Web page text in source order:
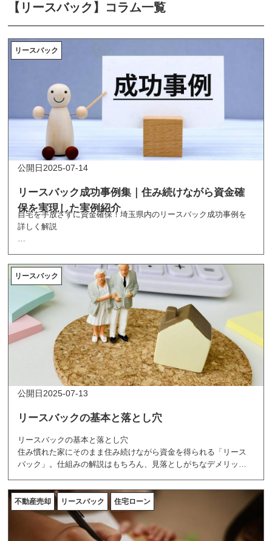
【リースバック】コラム一覧
リースバック
リースバック成功事例集｜住み続けながら資金確
保を実現した実例紹介
2025-07-14
自宅を手放さずに資金確保！埼玉県内のリースバック成功事例を
詳しく解説
バックの仕組みと、実際に成功された3つの事例をご紹介します。
老後資金確保、事業資金調達、住宅ローン返済困難など、様々な
状況でリースバックを活用し、住み慣れた家で安心して暮らし続
けながら必要な資金を確保された実例を詳しく解説。メリット・
デメリットから業者選びのコツまで、リースバックを検討中の方
に役立つ情報が満載です。
リースバック
リースバックの基本と落とし穴
2025-07-13
リースバックの基本と落とし穴
住み慣れた家にそのまま住み続けながら資金を得られる「リース
バック」。仕組みの解説はもちろん、見落としがちなデメリット
します。リースバックを検討中の方に必読の内容です。
不動産売却 リースバック 住宅ローン